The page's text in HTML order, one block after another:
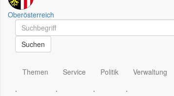
Oberösterreich
Schnellsuche
Schnellsuche
Suchen
Themen
.
Service
.
Politik
.
Verwaltung
.